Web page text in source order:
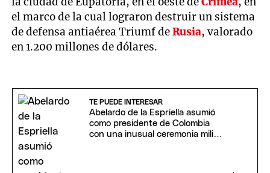
el marco de la cual lograron destruir un sistema
de defensa antiaérea Triumf deRusia, valorado
en 1.200 millones de dólares.
TE PUEDE INTERESAR
Abelardo de la Espriella asumió
como presidente de Colombia
con una inusual ceremonia militar